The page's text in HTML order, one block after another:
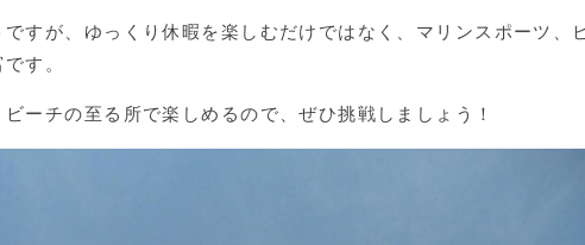
すが、ゆっくり休暇を楽しむだけではなく、マリンスポーツ、
す。
ーチの至る所で楽しめるので、ぜひ挑戦しましょう！